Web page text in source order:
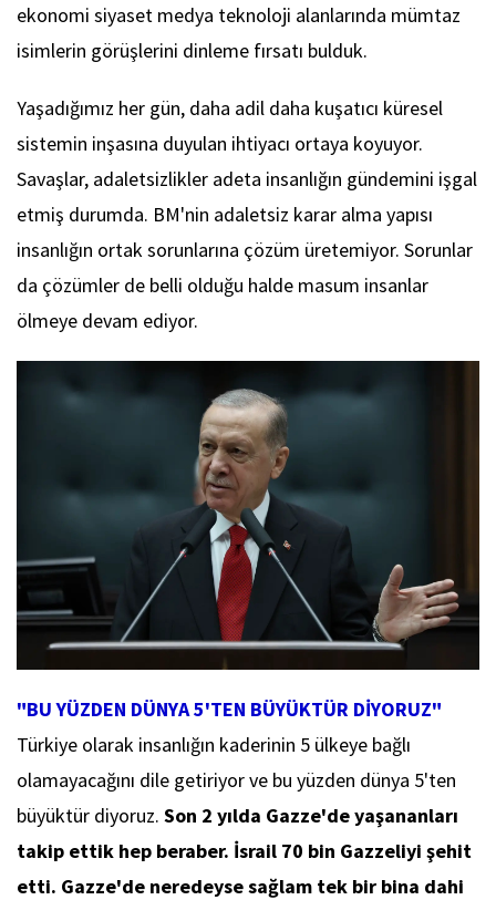
ekonomi siyaset medya teknoloji alanlarında mümtaz
isimlerin görüşlerini dinleme fırsatı bulduk.
Yaşadığımız her gün, daha adil daha kuşatıcı küresel
sistemin inşasına duyulan ihtiyacı ortaya koyuyor.
Savaşlar, adaletsizlikler adeta insanlığın gündemini işgal
etmiş durumda. BM'nin adaletsiz karar alma yapısı
insanlığın ortak sorunlarına çözüm üretemiyor. Sorunlar
da çözümler de belli olduğu halde masum insanlar
ölmeye devam ediyor.
"BU YÜZDEN DÜNYA 5'TEN BÜYÜKTÜR DİYORUZ"
Türkiye olarak insanlığın kaderinin 5 ülkeye bağlı
olamayacağını dile getiriyor ve bu yüzden dünya 5'ten
büyüktür diyoruz. Son 2 yılda Gazze'de yaşananları
takip ettik hep beraber. İsrail 70 bin Gazzeliyi şehit
etti. Gazze'de neredeyse sağlam tek bir bina dahi